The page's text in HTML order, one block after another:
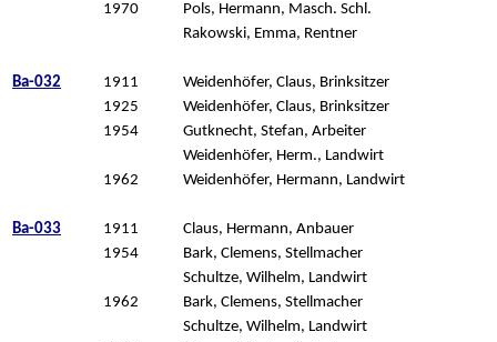
1970
Pols, Hermann, Masch. Schl.
Rakowski, Emma, Rentner
Ba-032 1911
Weidenhöfer, Claus, Brinksitzer
1925
Weidenhöfer, Claus, Brinksitzer
1954
Gutknecht, Stefan, Arbeiter
Weidenhöfer, Herm., Landwirt
1962
Weidenhöfer, Hermann, Landwirt
Ba-033 1911
Claus, Hermann, Anbauer
1954
Bark, Clemens, Stellmacher
Schultze, Wilhelm, Landwirt
1962
Bark, Clemens, Stellmacher
Schultze, Wilhelm, Landwirt